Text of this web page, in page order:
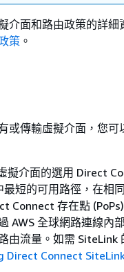
介面和路由政策的詳細
策 。
或傳輸虛擬介面，您可
擬介面的選用 Direct
最短的可用路徑，在相
Connect 存在點
AWS 全球網路連線內
由流量。如需 SiteLink
Direct Connect